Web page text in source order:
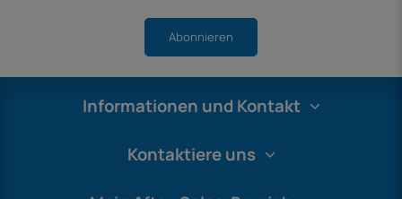
Abonnieren
Informationen und Kontakt
Kontaktiere uns